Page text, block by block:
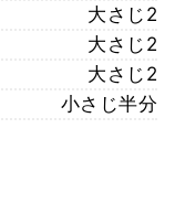
大さじ2
大さじ2
大さじ2
小さじ半分